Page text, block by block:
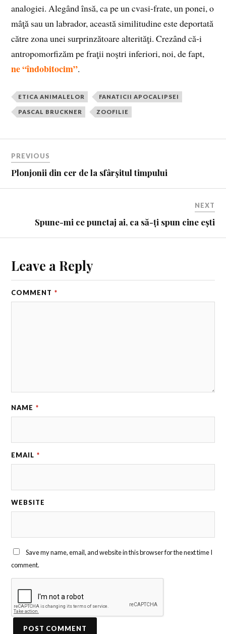
analogiei. Alegând însă, ca pe un cvasi-frate, un ponei, o
mâţă sau un labrador, această similitudine este deportată
către zona unei surprinzătoare alterităţi. Crezând că-i
antropomorfizăm pe fraţii noştri inferiori, noi, de fapt,
ne “îndobitocim”.
ETICA ANIMALELOR FANATICII APOCALIPSEI
PASCAL BRUCKNER ZOOFILIE
PREVIOUS
Plonjonii din cer de la sfârșitul timpului
NEXT
Spune-mi ce punctaj ai, ca să-ți spun cine ești
Leave a Reply
COMMENT *
NAME *
EMAIL *
WEBSITE
Save my name, email, and website in this browser for the next time I
comment.